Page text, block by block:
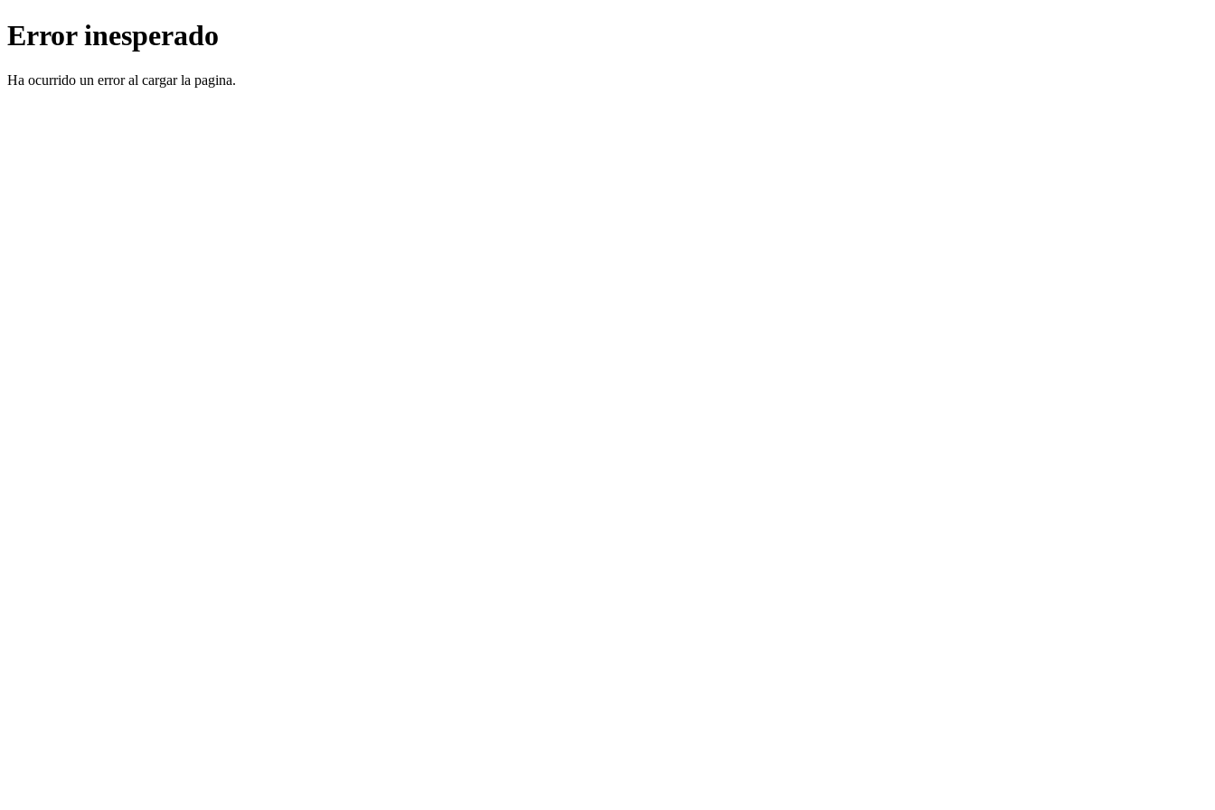
Error inesperado
Ha ocurrido un error al cargar la pagina.